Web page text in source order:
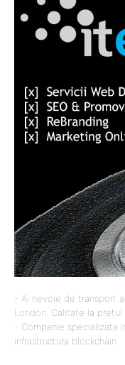
- Ai nevoie de transport
London . Calitate la prețul
- Companie specializata
infrastructura blockchain.